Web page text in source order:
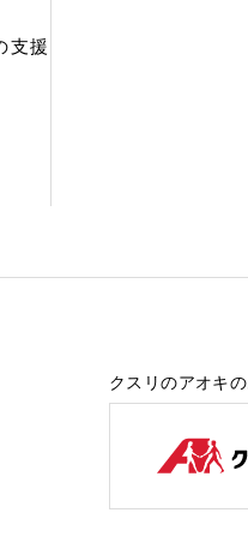
支援
クスリのアオキ